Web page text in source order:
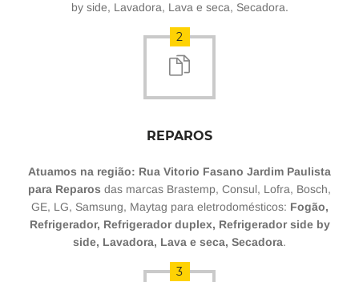
by side, Lavadora, Lava e seca, Secadora.
2
REPAROS
Atuamos na região: Rua Vitorio Fasano Jardim Paulista
para Reparos das marcas Brastemp, Consul, Lofra, Bosch,
GE, LG, Samsung, Maytag para eletrodomésticos: Fogão,
Refrigerador, Refrigerador duplex, Refrigerador side by
side, Lavadora, Lava e seca, Secadora.
3